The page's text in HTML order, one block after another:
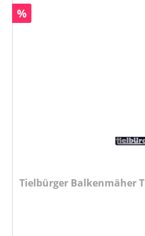
Rabatt
%
Tielbürger Balkenmäher